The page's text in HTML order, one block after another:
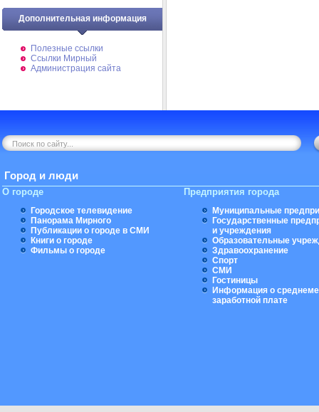
Дополнительная информация
Полезные ссылки
Ссылки Мирный
Администрация сайта
Город и люди
О городе
Городское телевидение
Панорама Мирного
Публикации о городе в СМИ
Книги о городе
Фильмы о городе
Предприятия города
Муниципальные
Государственные
и учреждения
Образовательные
Здравоохранение
Спорт
СМИ
Гостиницы
Информация о
заработной плате